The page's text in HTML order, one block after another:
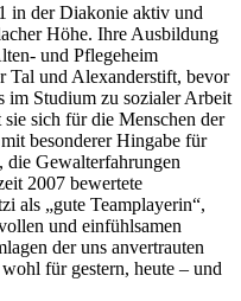
in der Diakonie aktiv und
Höhe. Ihre Ausbildung
und Pflegeheim
Tal und Alexanderstift, bevor
im Studium zu sozialer Arbeit
sich für die Menschen der
besonderer Hingabe für
die Gewalterfahrungen
2007 bewertete
als „gute Teamplayerin“,
und einfühlsamen
der uns anvertrauten
für gestern, heute – und